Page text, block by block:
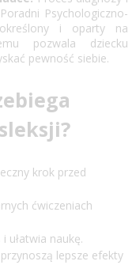
Psychologiczno-
i oparty na
pozwala dziecku
pewność siebie.
krok przed
ćwiczeniach
ułatwia naukę.
lepsze efekty